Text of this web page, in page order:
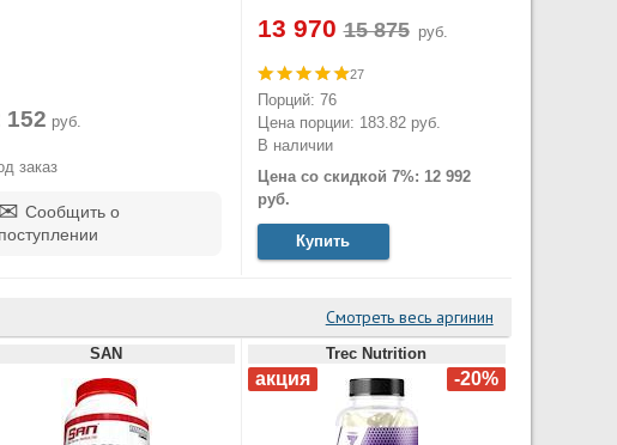
152 руб.
заказ
Сообщить о
поступлении
13 970 руб.
27
Порций: 76
Цена порции: 183.82 руб.
В наличии
Цена со скидкой 7%: 12 992
руб.
Купить
Смотреть весь аргинин
SAN Trec Nutrition